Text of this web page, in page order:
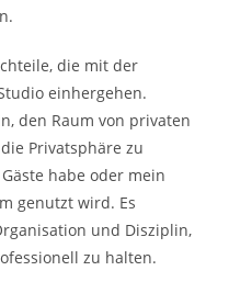
die mit der
einhergehen.
den Raum von privaten
Privatsphäre zu
habe oder mein
genutzt wird. Es
und Disziplin,
zu halten.